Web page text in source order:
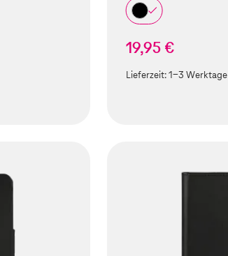
19,95 €
Lieferzeit:1-3 Werktage